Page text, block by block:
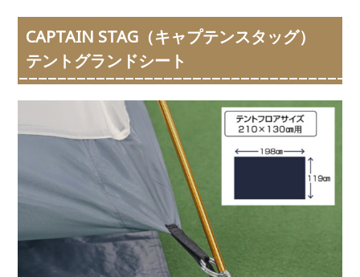
CAPTAIN STAG（キャプテンスタッグ）
テントグランドシート